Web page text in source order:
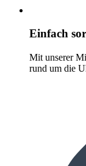
Einfach
Mit unserer
rund um die